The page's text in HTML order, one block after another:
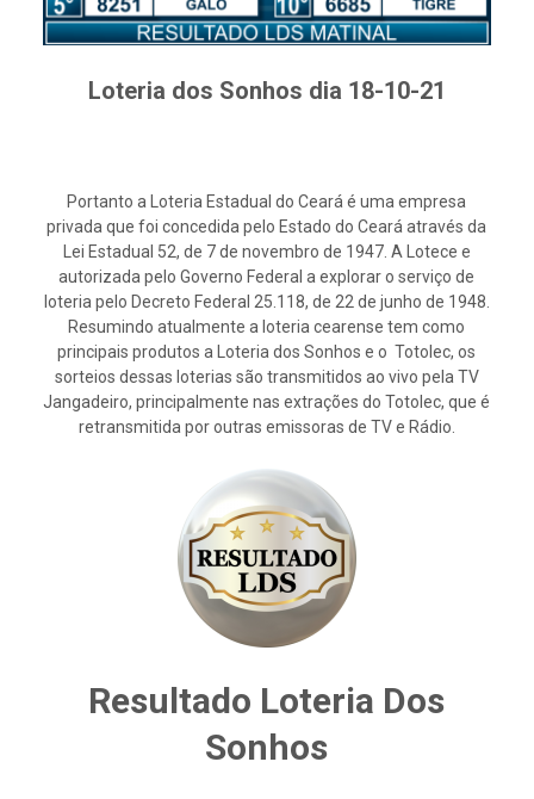
Loteria dos Sonhos dia 18-10-21
Portanto a Loteria Estadual do Ceará é uma empresa
privada que foi concedida pelo Estado do Ceará através da
Lei Estadual 52, de 7 de novembro de 1947. A Lotece e
autorizada pelo Governo Federal a explorar o serviço de
loteria pelo Decreto Federal 25.118, de 22 de junho de 1948.
Resumindo atualmente a loteria cearense tem como
principais produtos a Loteria dos Sonhos e o Totolec, os
sorteios dessas loterias são transmitidos ao vivo pela TV
Jangadeiro, principalmente nas extrações do Totolec, que é
retransmitida por outras emissoras de TV e Rádio.
Resultado Loteria Dos
Sonhos